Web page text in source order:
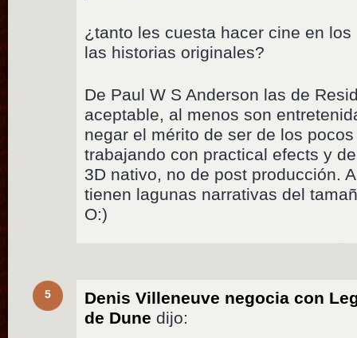
¿tanto les cuesta hacer cine en
las historias originales?
De Paul W S Anderson las de
aceptable, al menos son
negar el mérito de ser de los
trabajando con practical efects y
3D nativo, no de post producción.
tienen lagunas narrativas del
O:)
5
Denis Villeneuve negocia con
de Dune dijo: